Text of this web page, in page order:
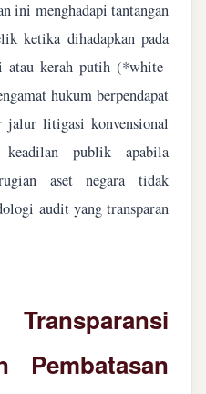
ini menghadapi tantangan
ketika dihadapkan pada
atau kerah putih (*white-
hukum berpendapat
jalur litigasi konvensional
keadilan publik apabila
aset negara tidak
audit yang transparan
Pembatasan